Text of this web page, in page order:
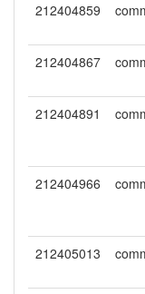
212404859
212404867
212404891
212404966
212405013